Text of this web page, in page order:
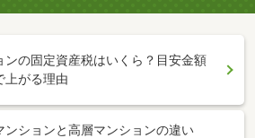
ンの固定資産税はいくら？目安金額
上がる理由
ンションと高層マンションの違い